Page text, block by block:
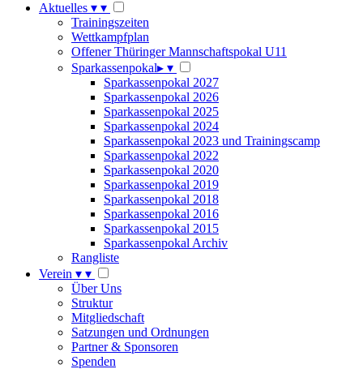
Aktuelles ▾ ▾
Trainingszeiten
Wettkampfplan
Offener Thüringer Mannschaftspokal U11
Sparkassenpokal▸ ▾
Sparkassenpokal 2027
Sparkassenpokal 2026
Sparkassenpokal 2025
Sparkassenpokal 2024
Sparkassenpokal 2023 und Trainingscamp
Sparkassenpokal 2022
Sparkassenpokal 2020
Sparkassenpokal 2019
Sparkassenpokal 2018
Sparkassenpokal 2016
Sparkassenpokal 2015
Sparkassenpokal Archiv
Rangliste
Verein ▾ ▾
Über Uns
Struktur
Mitgliedschaft
Satzungen und Ordnungen
Partner & Sponsoren
Spenden